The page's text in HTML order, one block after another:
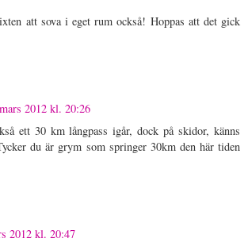
att sova i eget rum också! Hoppas att det gick
2012 kl. 20:26
ett 30 km långpass igår, dock på skidor, känns
du är grym som springer 30km den här tiden
2012 kl. 20:47